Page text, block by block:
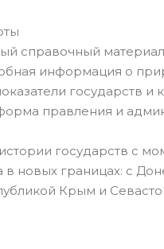
справочный
информация о
государств и
правления и
государств с
в новых границах: с
Крым и